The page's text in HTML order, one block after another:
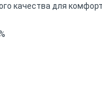
качества для